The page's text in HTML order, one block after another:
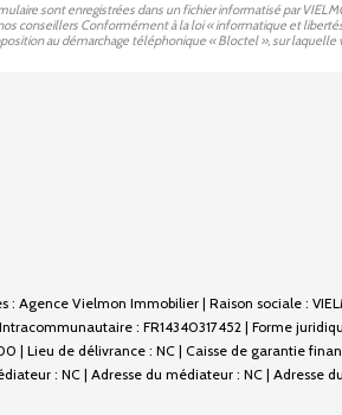
sont enregistrées dans un fichier informatisé par
conseillers Conformément à la loi « informatique et
au démarchage téléphonique « Bloctel », sur laquelle
Agence Vielmon Immobilier | Raison sociale :
: FR14340317452 | Forme
de délivrance : NC | Caisse de garantie
: NC | Adresse du médiateur : NC | Adresse